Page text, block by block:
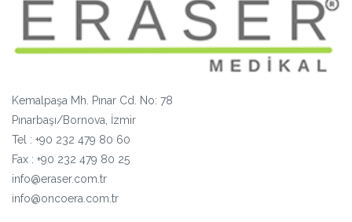
Kemalpaşa Mh. Pınar Cd. No: 78
Pınarbaşı/Bornova, İzmir
Tel : +90 232 479 80 60
Fax : +90 232 479 80 25
info@eraser.com.tr
info@oncoera.com.tr